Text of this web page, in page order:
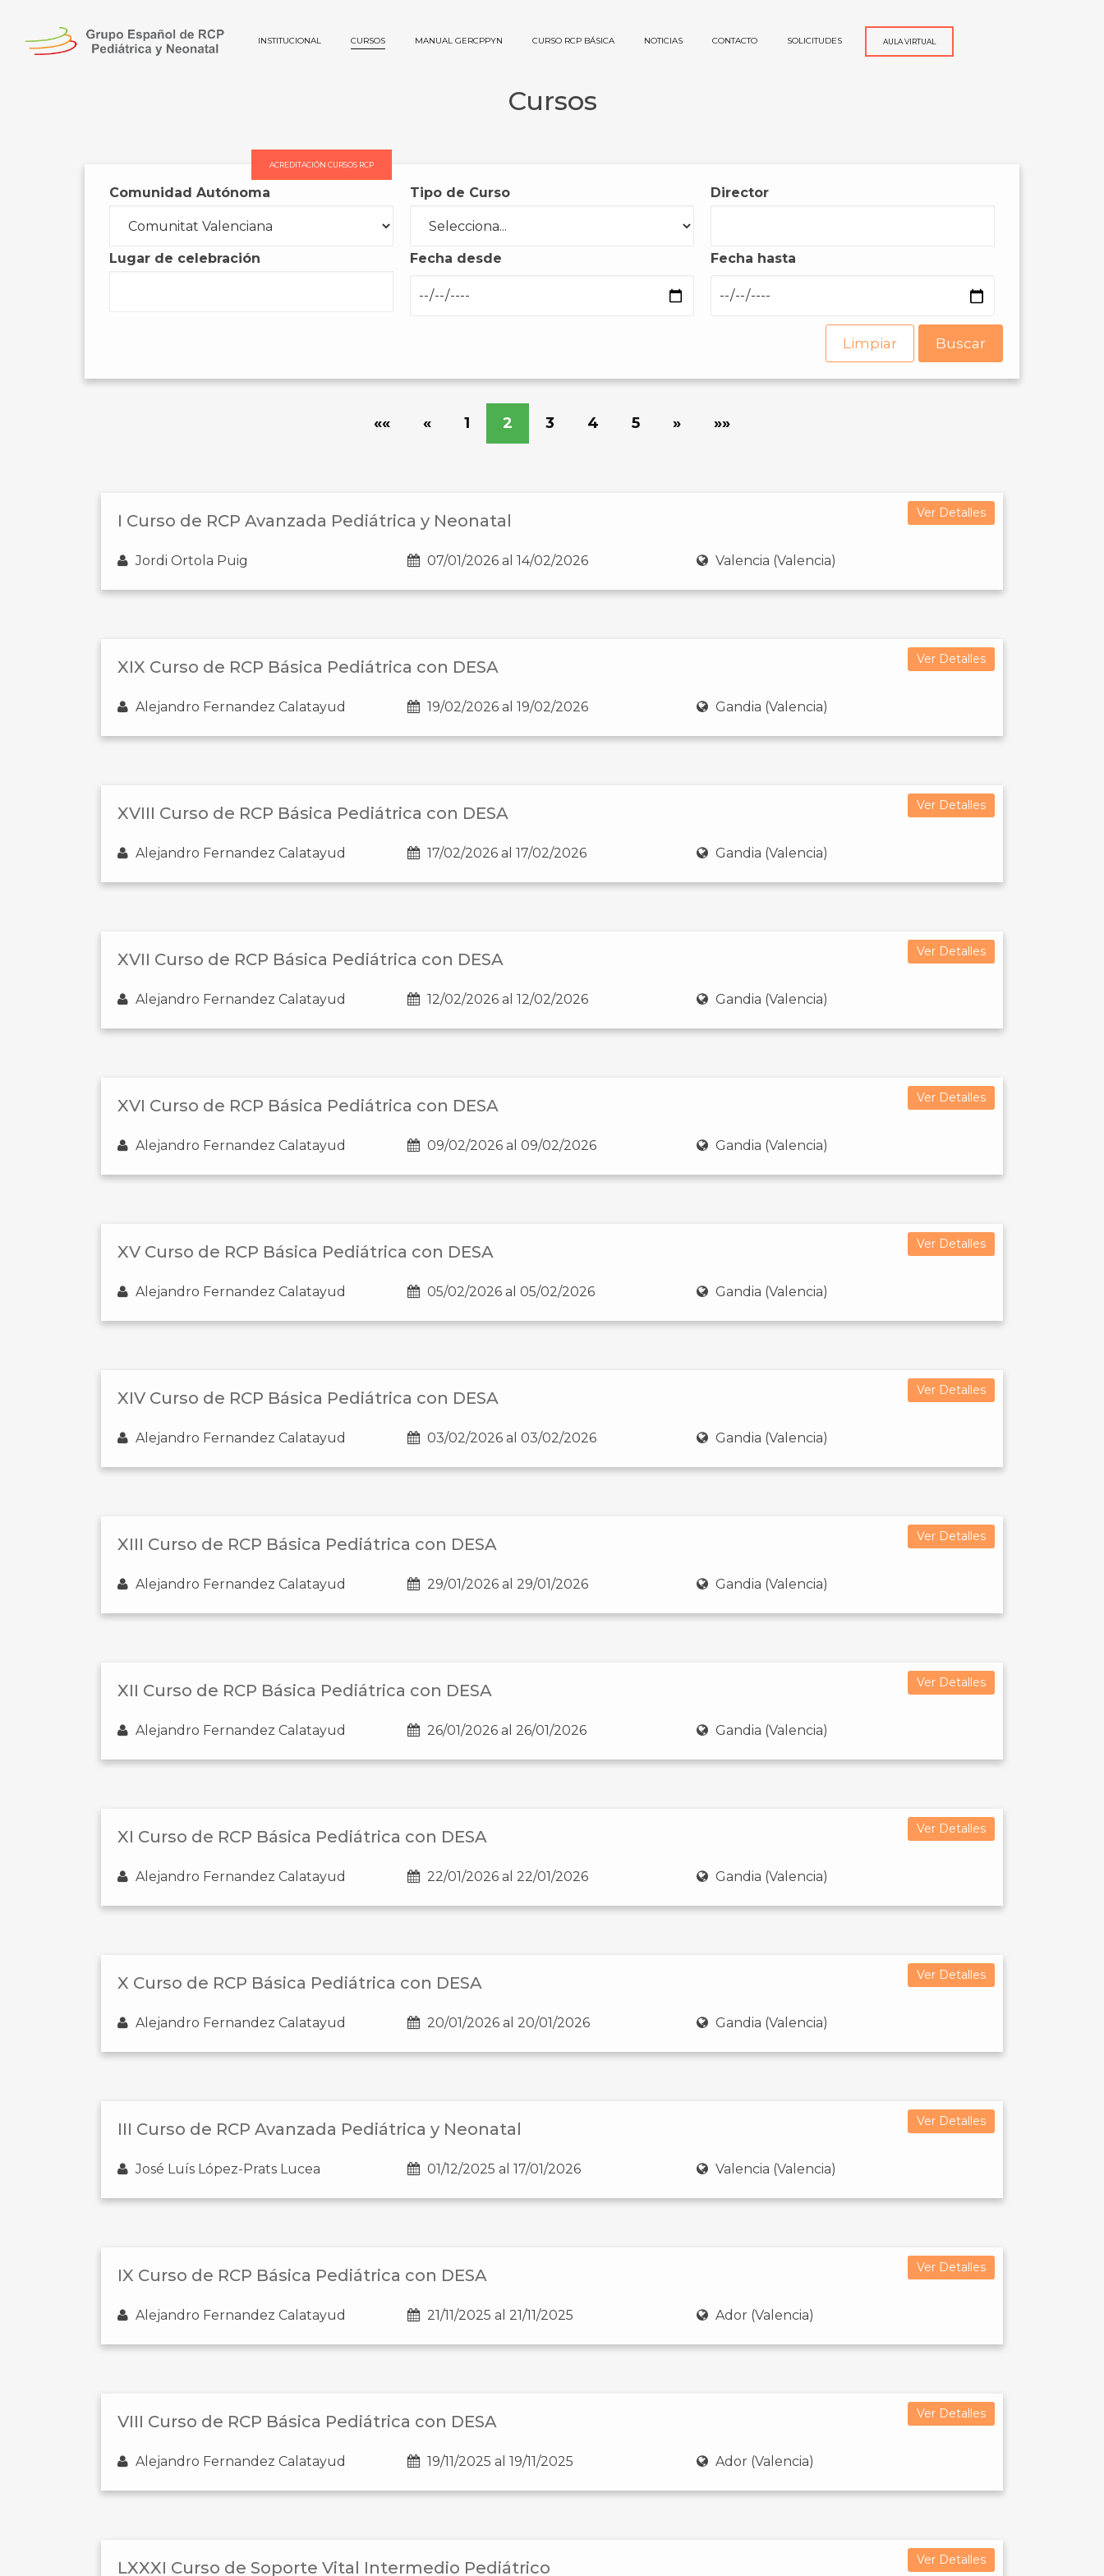
INSTITUCIONAL CURSOS MANUAL GERCPPYN CURSO RCP BÁSICA NOTICIAS CONTACTO SOLICITUDES AULA VIRTUAL
ACREDITACIÓN CURSOS RCP
Cursos
Comunidad Autónoma Tipo de Curso Director
Lugar de celebración Fecha desde Fecha hasta
Buscar
Limpiar
«« « 1 2 3 4 5 » »»
I Curso de RCP Avanzada Pediátrica y Neonatal
Jordi Ortola Puig 07/01/2026 al 14/02/2026 Valencia (Valencia)
Ver Detalles
XIX Curso de RCP Básica Pediátrica con DESA
Alejandro Fernandez Calatayud 19/02/2026 al 19/02/2026 Gandia (Valencia)
Ver Detalles
XVIII Curso de RCP Básica Pediátrica con DESA
Alejandro Fernandez Calatayud 17/02/2026 al 17/02/2026 Gandia (Valencia)
Ver Detalles
XVII Curso de RCP Básica Pediátrica con DESA
Alejandro Fernandez Calatayud 12/02/2026 al 12/02/2026 Gandia (Valencia)
Ver Detalles
XVI Curso de RCP Básica Pediátrica con DESA
Alejandro Fernandez Calatayud 09/02/2026 al 09/02/2026 Gandia (Valencia)
Ver Detalles
XV Curso de RCP Básica Pediátrica con DESA
Alejandro Fernandez Calatayud 05/02/2026 al 05/02/2026 Gandia (Valencia)
Ver Detalles
XIV Curso de RCP Básica Pediátrica con DESA
Alejandro Fernandez Calatayud 03/02/2026 al 03/02/2026 Gandia (Valencia)
Ver Detalles
XIII Curso de RCP Básica Pediátrica con DESA
Alejandro Fernandez Calatayud 29/01/2026 al 29/01/2026 Gandia (Valencia)
Ver Detalles
XII Curso de RCP Básica Pediátrica con DESA
Alejandro Fernandez Calatayud 26/01/2026 al 26/01/2026 Gandia (Valencia)
Ver Detalles
XI Curso de RCP Básica Pediátrica con DESA
Alejandro Fernandez Calatayud 22/01/2026 al 22/01/2026 Gandia (Valencia)
Ver Detalles
X Curso de RCP Básica Pediátrica con DESA
Alejandro Fernandez Calatayud 20/01/2026 al 20/01/2026 Gandia (Valencia)
Ver Detalles
III Curso de RCP Avanzada Pediátrica y Neonatal
José Luís López-Prats Lucea 01/12/2025 al 17/01/2026 Valencia (Valencia)
Ver Detalles
IX Curso de RCP Básica Pediátrica con DESA
Alejandro Fernandez Calatayud 21/11/2025 al 21/11/2025 Ador (Valencia)
Ver Detalles
VIII Curso de RCP Básica Pediátrica con DESA
Alejandro Fernandez Calatayud 19/11/2025 al 19/11/2025 Ador (Valencia)
Ver Detalles
LXXXI Curso de Soporte Vital Intermedio Pediátrico Ver Detalles